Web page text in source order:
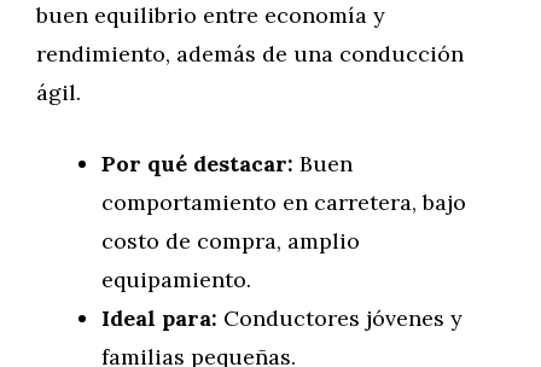
buen equilibrio entre economía y
rendimiento, además de una conducción
ágil.
Por qué destacar: Buen
comportamiento en carretera, bajo
costo de compra, amplio
equipamiento.
Ideal para: Conductores jóvenes y
familias pequeñas.